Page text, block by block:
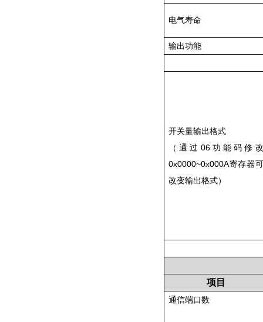
电气寿命
输出功能
开关量输出格式
（通过06功能码修改
0x0000~0x000A寄存器可
改变输出格式）
项目
通信端口数